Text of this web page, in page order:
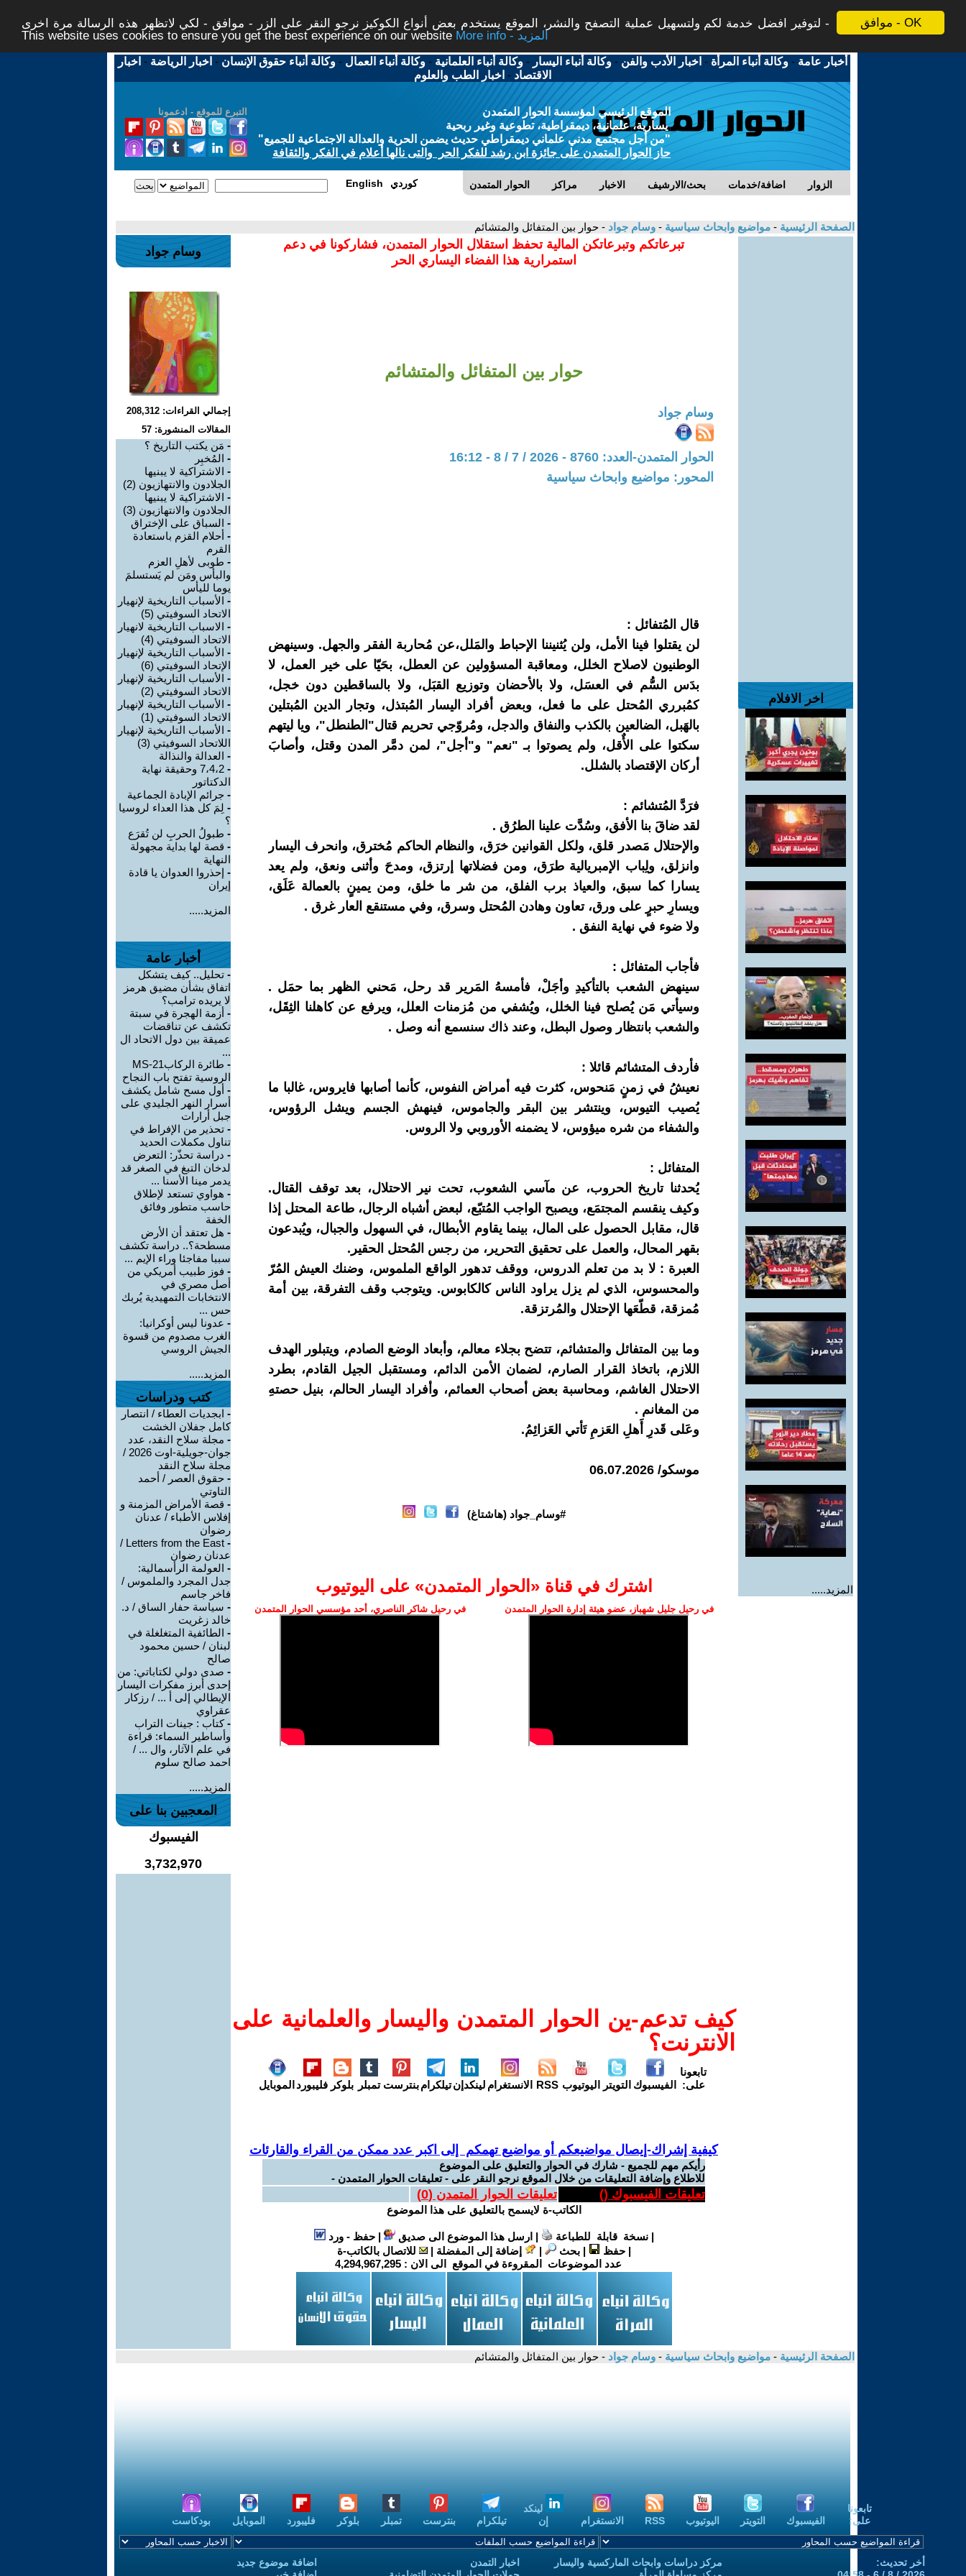
موافق - OK
لتوفير افضل خدمة لكم ولتسهيل عملية التصفح والنشر، الموقع يستخدم بعض أنواع الكوكيز نرجو النقر على الزر - موافق - لكي لاتظهر هذه الرسالة مرة اخرى -
This website uses cookies to ensure you get the best experience on our website
More info - المزيد
أخبار عامة -وكالة أنباء المرأة - اخبار الأدب والفن -وكالة أنباء اليسار -وكالة أنباء العلمانية -وكالة أنباء العمال -وكالة أنباء حقوق الإنسان - اخبار الرياضة - اخبار
الاقتصاد - اخبار الطب والعلوم
التبرع للموقع - ادعمونا
الموقع الرئيسي لمؤسسة الحوار المتمدن
يسارية، علمانية، ديمقراطية، تطوعية وغير ربحية
"من أجل مجتمع مدني علماني ديمقراطي حديث يضمن الحرية والعدالة الاجتماعية للجميع"
حاز الحوار المتمدن على جائزة ابن رشد للفكر الحر والتى نالها أعلام في الفكر والثقافة
الحوار المتمدن مراكز الاخبار بحث/الارشيف اضافة/خدمات الزوار English كوردي
الصفحة الرئيسية - مواضيع وابحاث سياسية - وسام جواد - حوار بين المتفائل والمتشائم
اخر الافلام
المزيد.....
تبرعاتكم وتبرعاتكن المالية تحفظ استقلال الحوار المتمدن، فشاركونا في دعم
استمرارية هذا الفضاء اليساري الحر
حوار بين المتفائل والمتشائم
وسام جواد
الحوار المتمدن-العدد: 8760 - 2026 / 7 / 8 - 16:12
المحور: مواضيع وابحاث سياسية
قال المُتفائل :
لن يقتلوا فينا الأمل، ولن يُثنيننا الإحباط والمَلل،عن مُحاربة الفقر والجهل. وسينهض
الوطنيون لاصلاح الخلل، ومعاقبة المسؤولين عن العطل، بحَيّا على خير العمل، لا
بدَس السُّم في العسَل، ولا بالأحضان وتوزيع القبَل، ولا بالساقطين دون خجل،
كمُبرري المُحتل على ما فعل، وبعض أفراد اليسار المُبتذل، وتجار الدين المُبتلين
بالهَبل، الضالعين بالكذب والنفاق والدجل، ومُروّجي تحريم قتال"الطنطل"، ويا ليتهم
سكتوا على الأٌقل، ولم يصوتوا بـ "نعم" و"أجل"، لمن دمَّر المدن وقتل، وأصابَ
أركان الإقتصاد بالشلل.
فرَدَّ المُتشائم :
لقد ضاقَ بنا الأفق، وسُدَّت علينا الطرُق .
والإحتلال مَصدر قلق، ولكل القوانين خرَق، والنظام الحاكم مُخترق، وانحرف اليسار
وانزلق، ولِباب الإمبريالية طرَق، ومن فضلاتها إرتزق، ومدحَ وأثنى ونعق، ولم يعد
يسارا كما سبق، والعياذ برب الفلق، من شر ما خلق، ومن يمينٍ بالعمالة عَلَق،
ويسارِ حبرٍ على ورق، تعاون وهادن المُحتل وسرق، وفي مستنقع العار غرق .
ولا ضوء في نهاية النفق .
فأجاب المتفائل :
سينهض الشعب بالتأكيدِ وأجَلْ، فأمسهُ المَرير قد رحل، مَحني الظهر بما حمَل .
وسيأتي مَن يُصلح فينا الخلل، ويُشفي من مُزمنات العلل، ويرفع عن كاهلنا الثِقَل،
والشعب بانتظار وصول البطل، وعند ذاك سنسمع أنه وصل .
فأردف المتشائم قائلا :
نعيشُ في زمنٍ مَنحوس، كثرت فيه أمراض النفوس، كأنما أصابها فايروس، غالبا ما
يُصيب التيوس، وينتشر بين البقر والجاموس، فينهش الجسم ويشل الرؤوس،
والشفاء من شره ميؤوس، لا يضمنه الأوروبي ولا الروس.
المتفائل :
يُحدثنا تاريخ الحروب، عن مآسي الشعوب، تحت نير الاحتلال، بعد توقف القتال.
وكيف ينقسم المجتمَع، ويصبح الواجب المُتبّع، لبعض أشباه الرجال، طاعة المحتل إذا
قال، مقابل الحصول على المال، بينما يقاوم الأبطال، في السهول والجبال، ويُبدعون
بقهر المحال، والعمل على تحقيق التحرير، من رجس المُحتل الحقير.
العبرة : لا بد من تعلم الدروس، ووقف تدهور الواقع الملموس، وضنك العيش المُرّ
والمحسوس، الذي لم يزل يراود الناس كالكابوس. ويتوجب وقف التفرقة، بين أمة
مُمزقة، قطّعَها الإحتلال والمُرتزقة.
وما بين المتفائل والمتشائم، تتضح بجلاء معالم، وأبعاد الوضع الصادم، ويتبلور الهدف
اللازم، باتخاذ القرار الصارم، لضمان الأمن الدائم، ومستقبل الجيل القادم، بطرد
الاحتلال الغاشم، ومحاسبة بعض أصحاب العمائم، وأفراد اليسار الحالم، بنيل حصتهِ
من المغانم .
وعَلى قَدرِ أَهلِ العَزمِ تَأتي العَزائِمُ.
موسكو/ 06.07.2026
#وسام_جواد (هاشتاغ)
اشترك في قناة ‫«الحوار المتمدن» على اليوتيوب
في رحيل جليل شهباز، عضو هيئة إدارة الحوار المتمدن في رحيل شاكر الناصري، أحد مؤسسي الحوار المتمدن
كيف تدعم-ين الحوار المتمدن واليسار والعلمانية على
الانترنت؟
تابعونا
على:
الفيسبوك التويتر اليوتيوب RSS الانستغرام لينكدإنتيلكرامبنترست تمبلر بلوكر فليبورد الموبايل
كيفية إشراك-إيصال مواضيعكم أو مواضيع تهمكم إلى اكبر عدد ممكن من القراء والقارئات
رأيكم مهم للجميع - شارك في الحوار والتعليق على الموضوع
للاطلاع وإضافة التعليقات من خلال الموقع نرجو النقر على - تعليقات الحوار المتمدن -
تعليقات الفيسبوك () تعليقات الحوار المتمدن (0
)
الكاتب-ة لايسمح بالتعليق على هذا الموضوع
|نسخة قابلة للطباعة | ارسل هذا الموضوع الى صديق |حفظ - ورد
|حفظ |بحث | إضافة إلى المفضلة |
للاتصال بالكاتب-ة
عدد الموضوعات المقروءة في الموقع الى الان :4,294,967,295
وسام جواد
إجمالي القراءات: 208,312
المقالات المنشورة: 57
- مَن يكتب التاريخ ؟
- المُخبِر
- الاشتراكية لا يبنيها
الجلادون والانتهازيون (2)
- الاشتراكية لا يبنيها
الجلادون والانتهازيون (3)
- السباق على الإختراق
- أحلام القزم باستعادة
القرم
- طوبى لأهلِ العزم
والبأس ومَن لم يَستسلمَ
يوما لليأس
- الأسباب التاريخية لإنهيار
الاتحاد السوفيتي (5)
- الاسباب التاريخية لانهيار
الاتحاد السوفيتي (4)
- الأسباب التاريخية لإنهيار
الإتحاد السوفيتي (6)
- الأسباب التاريخية لإنهيار
الاتحاد السوفيتي (2)
- الأسباب التاريخية لإنهيار
الاتحاد السوفيتي (1)
- الأسباب التاريخية لإنهيار
اللاتحاد السوفيتي (3)
- العدالة والنذالة
-
7،4،2 وحقيقة نهاية
الدكتاتور
- جرائم الإبادة الجماعية
- لِمَ كل هذا العداء لروسيا
؟
- طبولُ الحربِ لن تُقرَع
- قصة لها بداية مجهولة
النهاية
- إحذروا العدوان يا قادة
إيران
المزيد.....
أخبار عامة
- تحليل.. كيف يتشكل
اتفاق بشأن مضيق هرمز
لا يريده ترامب؟
- أزمة الهجرة في سبتة
تكشف عن تناقضات
عميقة بين دول الاتحاد ال
...
-
طائرة الركابMS-21
الروسية تفتح باب النجاح
- أول مسح شامل يكشف
أسرار النهر الجليدي على
جبل أرارات
- تحذير من الإفراط في
تناول مكملات الحديد
- دراسة تحذّر: التعرض
لدخان التبغ في الصغر قد
يدمر مينا الأسنا ...
- هواوي تستعد لإطلاق
حاسب متطور وفائق
الخفة
- هل تعتقد أن الأرض
مسطحة؟.. دراسة تكشف
سببا مفاجئا وراء الإيم ...
- فوز طبيب أمريكي من
أصل مصري في
الانتخابات التمهيدية يُربك
حس ...
- عدونا ليس أوكرانيا:
الغرب مصدوم من قسوة
الجيش الروسي
المزيد.....
كتب ودراسات
- ابجديات العطاء / انتصار
كامل جفلان الخشت
- مجلة سلاح النقد، عدد
جوان-جويلية-اوت 2026 /
مجلة سلاح النقد
- حقوق العصر / أحمد
التاوتي
- قصة الأمراض المزمنة و
إفلاس الأطباء / عدنان
رضوان
-
Letters from the East /
عدنان رضوان
- العولمة الرأسمالية:
جدل المجرد والملموس /
فاخر جاسم
- سياسة حفار الساق / د.
خالد زغريت
- الطائفية المتغلغلة في
لبنان / حسين محمود
صالح
- صدى دولي لكتاباتي: من
إحدى أبرز مفكرات اليسار
الإيطالي إلى أ ... / رزكار
عقراوي
-كتاب : جينات التراب
وأساطير السماء: قراءة
في علم الآثار، وال ... /
احمد صالح سلوم
المزيد.....
المعجبين بنا على
الفيسبوك
3,732,970
الصفحة الرئيسية - مواضيع وابحاث سياسية - وسام جواد - حوار بين المتفائل والمتشائم
تابعونا
على:
الفيسبوك التويتر اليوتيوب RSS الانستغرام
لينكد
إن
تيلكرام بنترست تمبلر بلوكر فليبورد الموبايل بودكاست
أخر تحديث:
مركز دراسات وابحاث الماركسية واليسار
اخبار التمدن
اضافة موضوع جديد